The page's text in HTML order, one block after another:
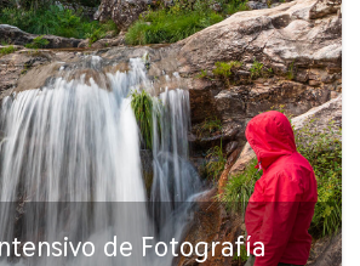
de Fotografía